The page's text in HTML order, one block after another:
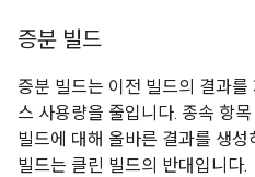
증분 빌드
증분 빌드는 이전 빌드의 결과
스 사용량을 줄입니다. 종속 항
빌드에 대해 올바른 결과를 생
빌드는 클린 빌드의 반대입니다.